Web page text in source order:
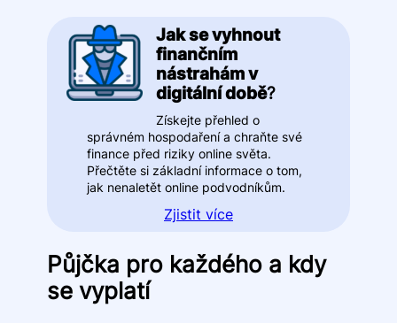
Jak se vyhnout
finančním
nástrahám v
digitální době?
Získejte přehled o
správném hospodaření a chraňte své
finance před riziky online světa.
Přečtěte si základní informace o tom,
jak nenaletět online podvodníkům.
Zjistit více
Půjčka pro každého a kdy
se vyplatí